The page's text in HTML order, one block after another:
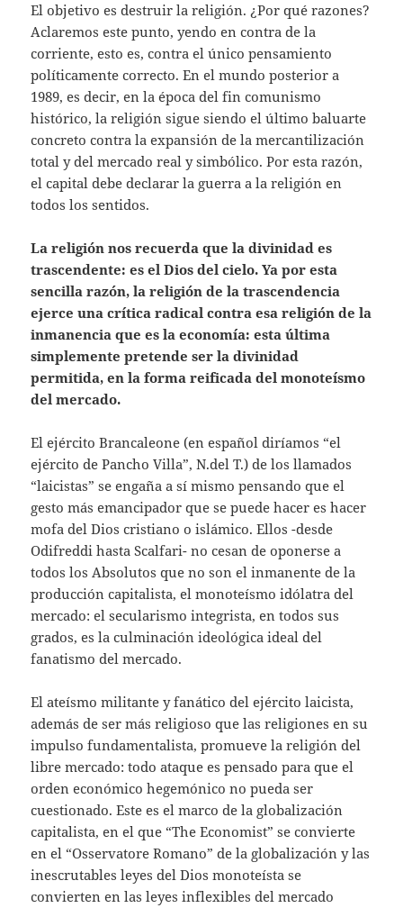
El objetivo es destruir la religión. ¿Por qué razones?
Aclaremos este punto, yendo en contra de la
corriente, esto es, contra el único pensamiento
políticamente correcto. En el mundo posterior a
1989, es decir, en la época del fin comunismo
histórico, la religión sigue siendo el último baluarte
concreto contra la expansión de la mercantilización
total y del mercado real y simbólico. Por esta razón,
el capital debe declarar la guerra a la religión en
todos los sentidos.
La religión nos recuerda que la divinidad es
trascendente: es el Dios del cielo. Ya por esta
sencilla razón, la religión de la trascendencia
ejerce una crítica radical contra esa religión de la
inmanencia que es la economía: esta última
simplemente pretende ser la divinidad
permitida, en la forma reificada del monoteísmo
del mercado.
El ejército Brancaleone (en español diríamos “el
ejército de Pancho Villa”, N.del T.) de los llamados
“laicistas” se engaña a sí mismo pensando que el
gesto más emancipador que se puede hacer es hacer
mofa del Dios cristiano o islámico. Ellos -desde
Odifreddi hasta Scalfari- no cesan de oponerse a
todos los Absolutos que no son el inmanente de la
producción capitalista, el monoteísmo idólatra del
mercado: el secularismo integrista, en todos sus
grados, es la culminación ideológica ideal del
fanatismo del mercado.
El ateísmo militante y fanático del ejército laicista,
además de ser más religioso que las religiones en su
impulso fundamentalista, promueve la religión del
libre mercado: todo ataque es pensado para que el
orden económico hegemónico no pueda ser
cuestionado. Este es el marco de la globalización
capitalista, en el que “The Economist” se convierte
en el “Osservatore Romano” de la globalización y las
inescrutables leyes del Dios monoteísta se
convierten en las leyes inflexibles del mercado